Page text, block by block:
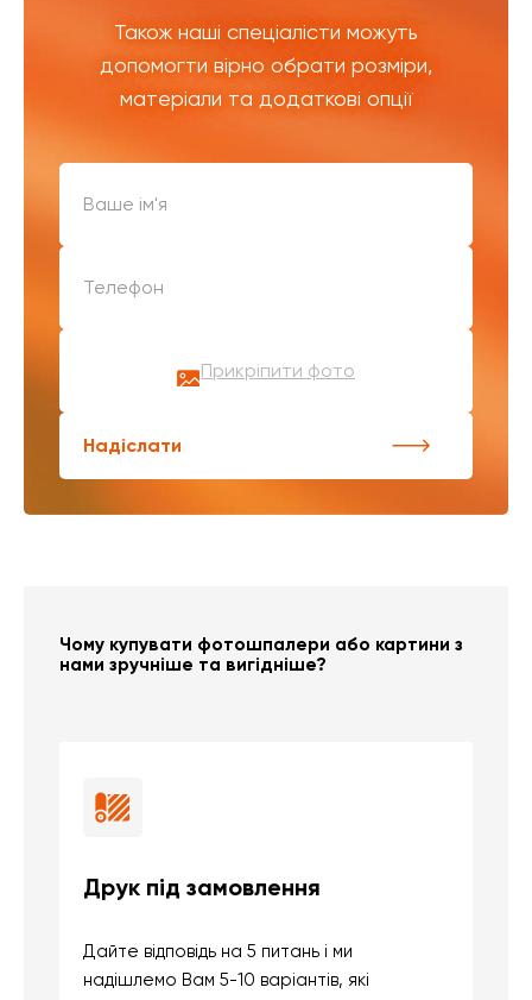
Також наші спеціалісти можуть
допомогти вірно обрати розміри,
матеріали та додаткові опції
Прикріпити фото
Надіслати
Чому купувати фотошпалери або картини з
нами зручніше та вигідніше?
Друк під замовлення
Дайте відповідь на 5 питань і ми
надішлемо Вам 5-10 варіантів, які